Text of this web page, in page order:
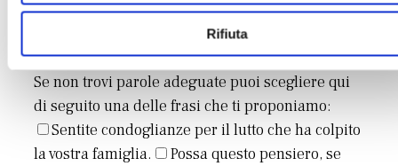
Rifiuta
Se non trovi parole adeguate puoi scegliere qui
di seguito una delle frasi che ti proponiamo:
Sentite condoglianze per il lutto che ha colpito
la vostra famiglia.
Possa questo pensiero, se